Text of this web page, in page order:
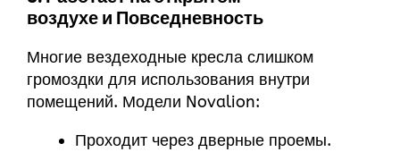
воздухеи Повседневность
Многие вездеходные кресла слишком
громоздки для использования внутри
помещений. Модели Novalion:
Проходит через дверные проемы.